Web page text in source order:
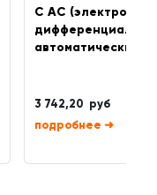
C AC
автоматический
3 742,20 руб
➜